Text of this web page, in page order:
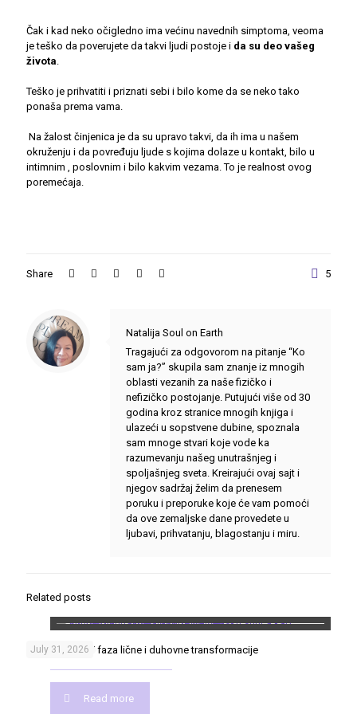
Čak i kad neko očigledno ima većinu navednih simptoma, veoma
je teško da poverujete da takvi ljudi postoje i da su deo vašeg
života.
Teško je prihvatiti i priznati sebi i bilo kome da se neko tako
ponaša prema vama.
Na žalost činjenica je da su upravo takvi, da ih ima u našem
okruženju i da povređuju ljude s kojima dolaze u kontakt, bilo u
intimnim , poslovnim i bilo kakvim vezama. To je realnost ovog
poremećaja.
Share 5
Natalija Soul on Earth
Tragajući za odgovorom na pitanje “Ko
sam ja?” skupila sam znanje iz mnogih
oblasti vezanih za naše fizičko i
nefizičko postojanje. Putujući više od 30
godina kroz stranice mnogih knjiga i
ulazeći u sopstvene dubine, spoznala
sam mnoge stvari koje vode ka
razumevanju našeg unutrašnjeg i
spoljašnjeg sveta. Kreirajući ovaj sajt i
njegov sadržaj želim da prenesem
poruku i preporuke koje će vam pomoći
da ove zemaljske dane provedete u
ljubavi, prihvatanju, blagostanju i miru.
Related posts
July 31, 2026
Put heroja – 17 faza lične i duhovne transformacije
Read more